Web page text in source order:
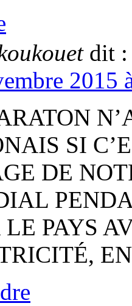
dit :
2015
SI
DE
LE PAYS